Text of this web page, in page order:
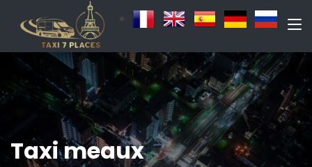
Taxi meaux